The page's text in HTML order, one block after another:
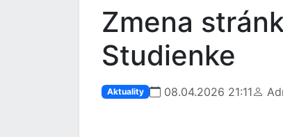
Zmena
Studienke
Aktuality 08.04.2026 21:11